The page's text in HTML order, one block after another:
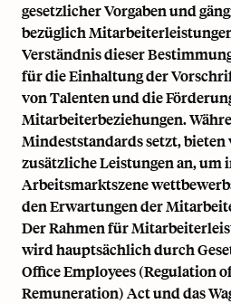
gesetzlicher Vorgaben und
bezüglich
Verständnis dieser
für die Einhaltung der
von Talenten und die
Mitarbeiterbeziehungen.
Mindeststandards setzt,
zusätzliche Leistungen an, um
Arbeitsmarktszene
den Erwartungen der
Der Rahmen für
wird hauptsächlich durch
Office Employees (Regulation
Remuneration) Act und das